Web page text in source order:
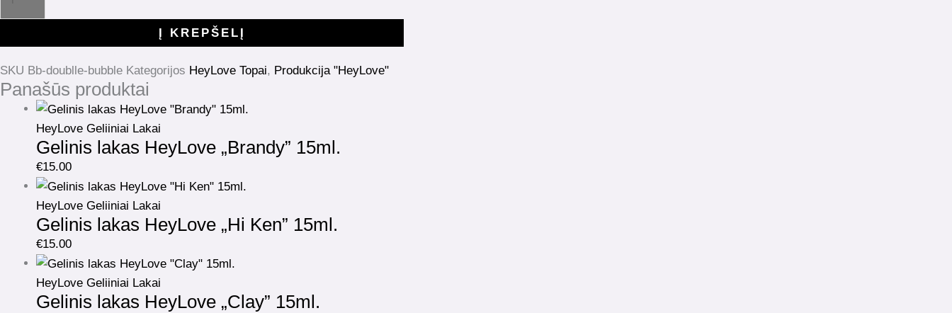
Į KREPŠELĮ
SKU Bb-doublle-bubble Kategorijos HeyLove Topai, Produkcija "HeyLove"
Panašūs produktai
HeyLove Geliiniai Lakai
Gelinis lakas HeyLove „Brandy” 15ml.
€15.00
HeyLove Geliiniai Lakai
Gelinis lakas HeyLove „Hi Ken” 15ml.
€15.00
HeyLove Geliiniai Lakai
Gelinis lakas HeyLove „Clay” 15ml.